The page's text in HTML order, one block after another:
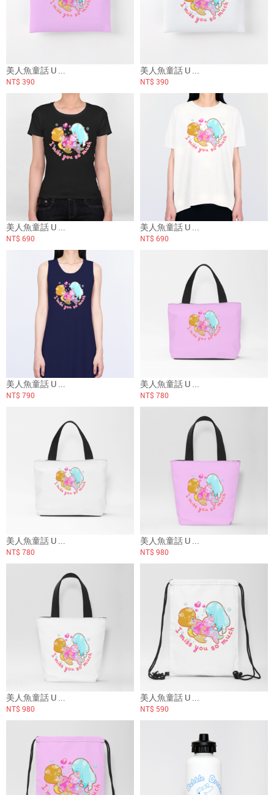
美人魚童話 U ...
NT$ 390
美人魚童話 U ...
NT$ 390
美人魚童話 U ...
NT$ 690
美人魚童話 U ...
NT$ 690
美人魚童話 U ...
NT$ 790
美人魚童話 U ...
NT$ 780
美人魚童話 U ...
NT$ 780
美人魚童話 U ...
NT$ 980
美人魚童話 U ...
NT$ 980
美人魚童話 U ...
NT$ 590